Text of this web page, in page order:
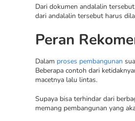
Dari dokumen andalalin
dari andalalin tersebut harus
Peran
Dalam proses pembangunan
Beberapa contoh dari
macetnya lalu lintas.
Supaya bisa terhindar dari
memang pembangunan yang